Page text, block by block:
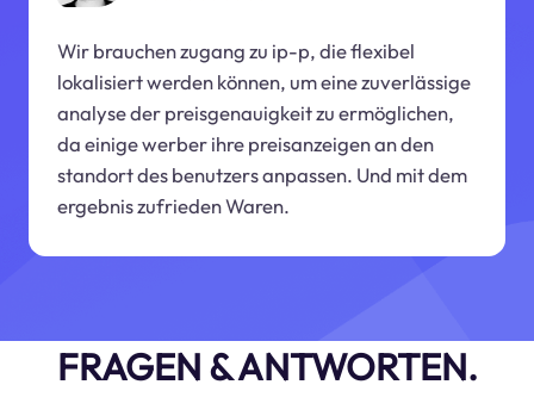
Wir brauchen zugang zu ip-p, die flexibel
lokalisiert werden können, um eine zuverlässige
analyse der preisgenauigkeit zu ermöglichen,
da einige werber ihre preisanzeigen an den
standort des benutzers anpassen. Und mit dem
ergebnis zufrieden Waren.
FRAGEN & ANTWORTEN.